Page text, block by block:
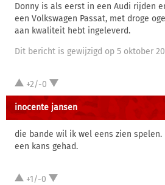
Donny is als eerst in een Audi rijden
een Volkswagen Passat, met droge
aan kwaliteit hebt ingeleverd.
Dit bericht is gewijzigd op 5 oktober
+2/-0
inocente jansen
die bande wil ik wel eens zien
een kans gehad.
+1/-0